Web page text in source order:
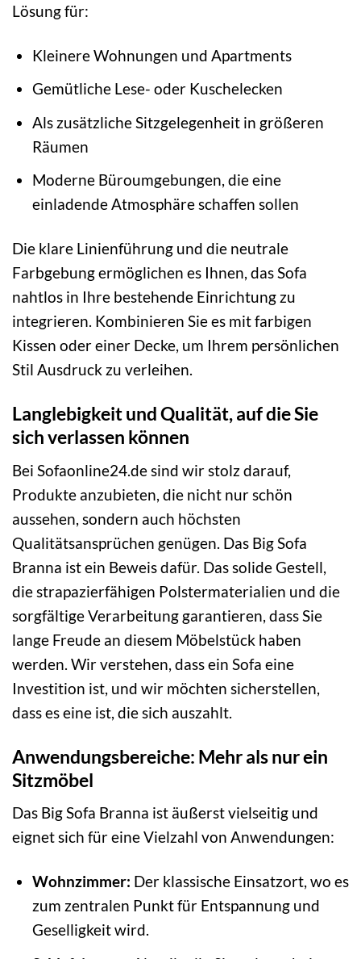
Lösung für:
Kleinere Wohnungen und Apartments
Gemütliche Lese- oder Kuschelecken
Als zusätzliche Sitzgelegenheit in größeren
Räumen
Moderne Büroumgebungen, die eine
einladende Atmosphäre schaffen sollen
Die klare Linienführung und die neutrale
Farbgebung ermöglichen es Ihnen, das Sofa
nahtlos in Ihre bestehende Einrichtung zu
integrieren. Kombinieren Sie es mit farbigen
Kissen oder einer Decke, um Ihrem persönlichen
Stil Ausdruck zu verleihen.
Langlebigkeit und Qualität, auf die Sie
sich verlassen können
Bei Sofaonline24.de sind wir stolz darauf,
Produkte anzubieten, die nicht nur schön
aussehen, sondern auch höchsten
Qualitätsansprüchen genügen. Das Big Sofa
Branna ist ein Beweis dafür. Das solide Gestell,
die strapazierfähigen Polstermaterialien und die
sorgfältige Verarbeitung garantieren, dass Sie
lange Freude an diesem Möbelstück haben
werden. Wir verstehen, dass ein Sofa eine
Investition ist, und wir möchten sicherstellen,
dass es eine ist, die sich auszahlt.
Anwendungsbereiche: Mehr als nur ein
Sitzmöbel
Das Big Sofa Branna ist äußerst vielseitig und
eignet sich für eine Vielzahl von Anwendungen:
Wohnzimmer: Der klassische Einsatzort, wo es
zum zentralen Punkt für Entspannung und
Geselligkeit wird.